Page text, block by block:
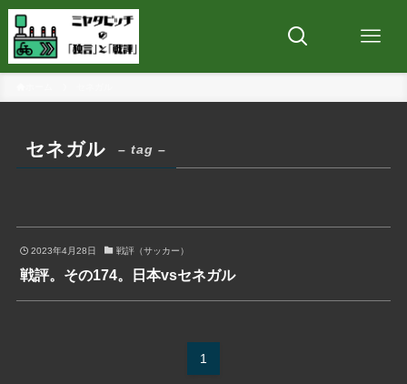
セネガル – tag –
2023年4月28日 戦評（サッカー）
戦評。その174。日本vsセネガル
1